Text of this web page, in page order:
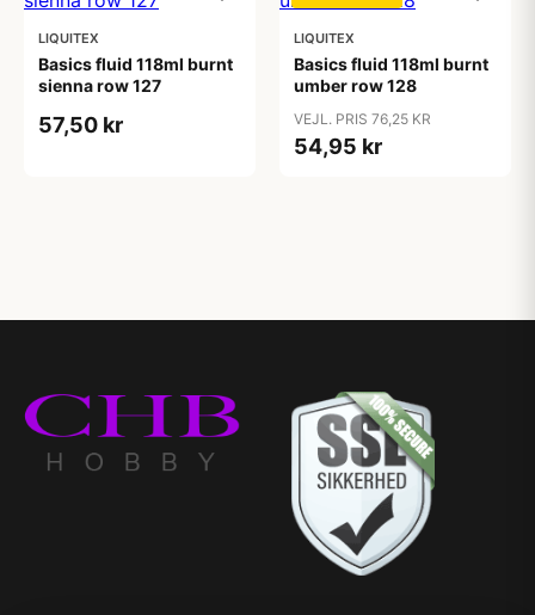
LIQUITEX
Basics fluid 118ml burnt
sienna row 127
57,50 kr
LIQUITEX
Basics fluid 118ml burnt
umber row 128
VEJL. PRIS 76,25 KR
54,95 kr